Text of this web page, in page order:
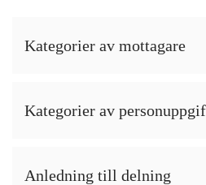
Kategorier av mottagare
Kategorier av
Anledning till delning